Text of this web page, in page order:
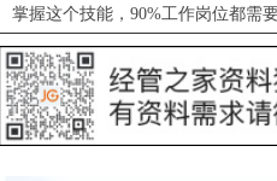
掌握这个技能，90%工作岗位都需